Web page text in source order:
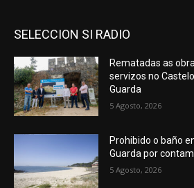
SELECCION SI RADIO
Rematadas as
servizos no
Guarda
5 Agosto, 2026
Prohibido o baño
Guarda por
5 Agosto, 2026